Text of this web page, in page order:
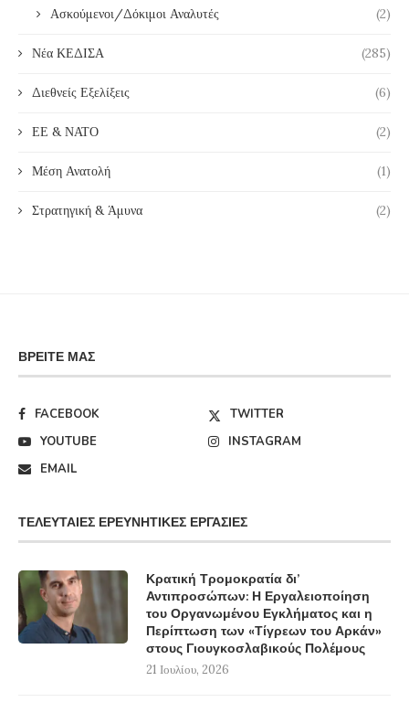
Ασκούμενοι/Δόκιμοι Αναλυτές (2)
Νέα ΚΕΔΙΣΑ (285)
Διεθνείς Εξελίξεις (6)
ΕΕ & ΝΑΤΟ (2)
Μέση Ανατολή (1)
Στρατηγική & Άμυνα (2)
ΒΡΕΊΤΕ ΜΑΣ
FACEBOOK
TWITTER
YOUTUBE
INSTAGRAM
EMAIL
ΤΕΛΕΥΤΑΊΕΣ ΕΡΕΥΝΗΤΙΚΈΣ ΕΡΓΑΣΊΕΣ
Κρατική Τρομοκρατία δι’
Αντιπροσώπων: Η Εργαλειοποίηση
του Οργανωμένου Εγκλήματος και η
Περίπτωση των «Τίγρεων του Αρκάν»
στους Γιουγκοσλαβικούς Πολέμους
21 Ιουλίου, 2026